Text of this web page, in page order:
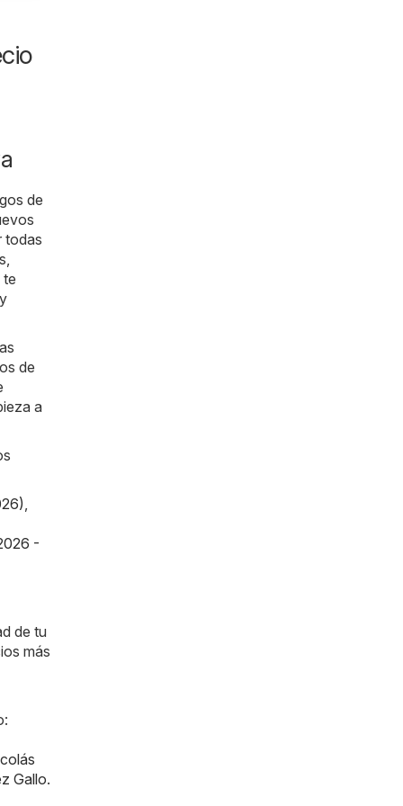
de
todas
te
de
a
,
-
de tu
más
Gallo.